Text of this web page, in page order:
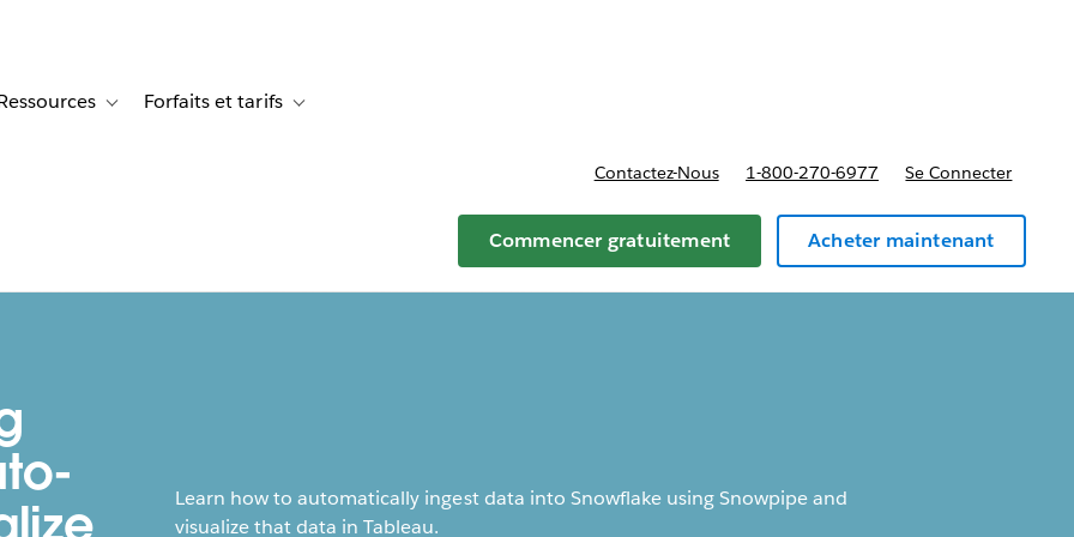
Témoignages clients
sub-navigation for SolutionsToggle sub-navigation for Ressources
Forfaits et tarifs Toggle sub-navigation for Forfaits et tarifs
Contactez-Nous 1-800-270-6977 Se Connecter
Commencer gratuitement Acheter maintenant
Learn how to automatically ingest data into Snowflake using Snowpipe and
visualize that data in Tableau.